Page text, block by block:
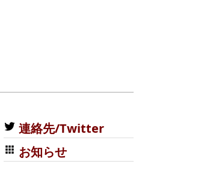
連絡先/Twitter
お知らせ